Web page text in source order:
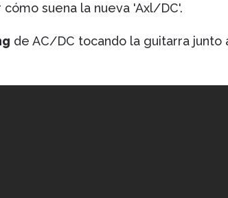
suena la nueva 'Axl/DC'.
de AC/DC tocando la guitarra junto